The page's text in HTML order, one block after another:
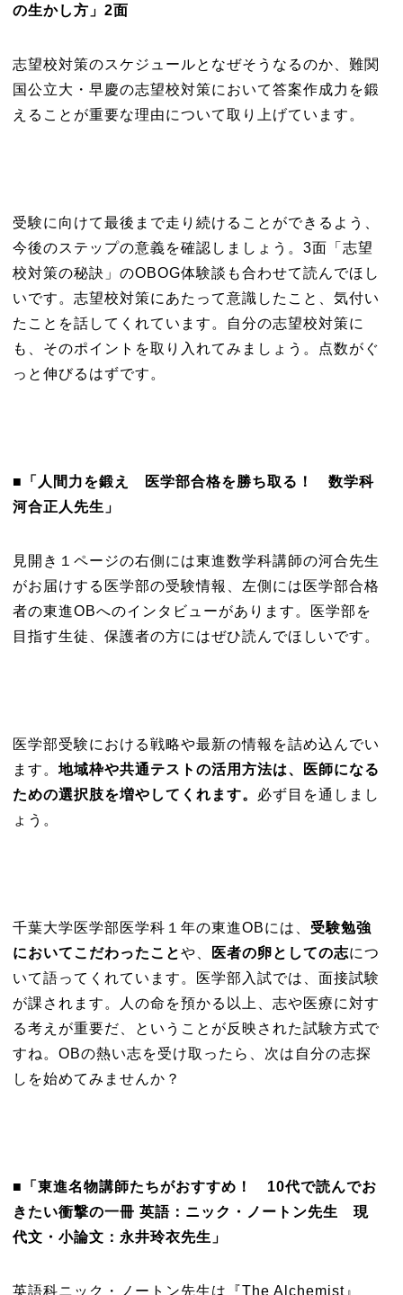
の生かし方」2面
志望校対策のスケジュールとなぜそうなるのか、難関
国公立大・早慶の志望校対策において答案作成力を鍛
えることが重要な理由について取り上げています。
受験に向けて最後まで走り続けることができるよう、
今後のステップの意義を確認しましょう。3面「志望
校対策の秘訣」のOBOG体験談も合わせて読んでほし
いです。志望校対策にあたって意識したこと、気付い
たことを話してくれています。自分の志望校対策に
も、そのポイントを取り入れてみましょう。点数がぐ
っと伸びるはずです。
■「人間力を鍛え 医学部合格を勝ち取る！ 数学科
河合正人先生 」
見開き１ページの右側には東進数学科講師の河合先生
がお届けする医学部の受験情報、左側には医学部合格
者の東進OBへのインタビューがあります。
医学部を
目指す生徒、保護者の方にはぜひ読んでほしいです。
医学部受験における戦略や最新の情報を詰め込んでい
ます。 地域枠や共通テストの活用方法は、医師になる
ための選択肢を増やしてくれます。 必ず目を通しまし
ょう。
千葉大学医学部医学科１年の東進OBには、 受験勉強
においてこだわったことや、 医者の卵としての志につ
いて語ってくれています。医学部入試では、面接試験
が課されます。人の命を預かる以上、志や医療に対す
る考えが重要だ、ということが反映された試験方式で
すね。OBの熱い志を受け取ったら、次は自分の志探
しを始めてみませんか？
■「東進名物講師たちがおすすめ！ 10代で読んでお
きたい衝撃の一冊 英語：ニック・ノートン先生 現
代文・小論文：永井玲衣先生 」
英語科ニック・ノートン先生は『The Alchemist』